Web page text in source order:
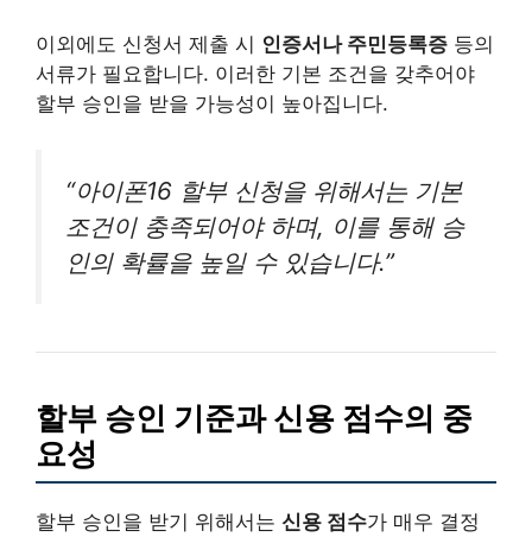
이외에도 신청서 제출 시 인증서나 주민등록증 등의
서류가 필요합니다. 이러한 기본 조건을 갖추어야
할부 승인을 받을 가능성이 높아집니다.
“아이폰16 할부 신청을 위해서는 기본
조건이 충족되어야 하며, 이를 통해 승
인의 확률을 높일 수 있습니다.”
할부 승인 기준과 신용 점수의 중
요성
할부 승인을 받기 위해서는 신용 점수가 매우 결정